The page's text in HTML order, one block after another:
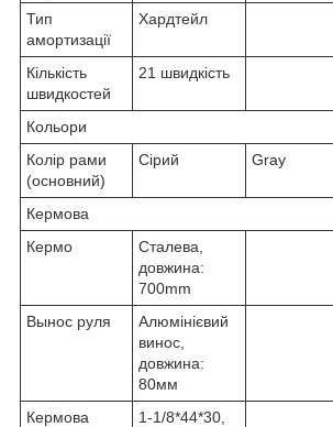
Тип
амортизації
Хардтейл
Кількість
швидкостей
21 швидкість
Кольори
Колір рами
(основний)
Сірий Gray
Кермова
Кермо
Сталева,
довжина:
700mm
Вынос руля
Алюмінієвий
винос,
довжина:
80мм
Кермова
1-1/8*44*30,